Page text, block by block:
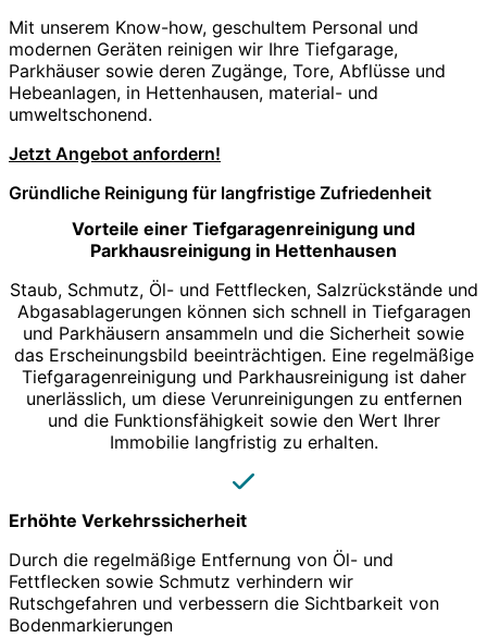
Mit unserem Know-how, geschultem Personal und
modernen Geräten reinigen wir Ihre Tiefgarage,
Parkhäuser sowie deren Zugänge, Tore, Abflüsse und
Hebeanlagen, in Hettenhausen, material- und
umweltschonend.
Jetzt Angebot anfordern!
Gründliche Reinigung für langfristige Zufriedenheit
Vorteile einer Tiefgaragenreinigung und
Parkhausreinigung in Hettenhausen
Staub, Schmutz, Öl- und Fettflecken, Salzrückstände und
Abgasablagerungen können sich schnell in Tiefgaragen
und Parkhäusern ansammeln und die Sicherheit sowie
das Erscheinungsbild beeinträchtigen. Eine regelmäßige
Tiefgaragenreinigung und Parkhausreinigung ist daher
unerlässlich, um diese Verunreinigungen zu entfernen
und die Funktionsfähigkeit sowie den Wert Ihrer
Immobilie langfristig zu erhalten.
Erhöhte Verkehrssicherheit
Durch die regelmäßige Entfernung von Öl- und
Fettflecken sowie Schmutz verhindern wir
Rutschgefahren und verbessern die Sichtbarkeit von
Bodenmarkierungen